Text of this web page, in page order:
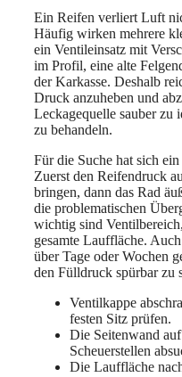
Ein Reifen verliert Luft
Häufig wirken mehrere
ein Ventileinsatz mit
im Profil, eine alte
der Karkasse. Deshalb
Druck anzuheben und
Leckagequelle sauber zu
zu behandeln.
Für die Suche hat sich
Zuerst den Reifendruck
bringen, dann das Rad
die problematischen
wichtig sind
gesamte Lauffläche.
über Tage oder Wochen
den Fülldruck spürbar zu
Ventilkappe
festen Sitz prüfen.
Die Seitenwand
Scheuerstellen
Die Lauffläche